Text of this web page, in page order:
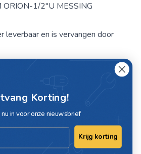
ORION-1/2"U MESSING
leverbaar en is vervangen door
C1801-3
Korting!
in voor onze nieuwsbrief
Krijg korting